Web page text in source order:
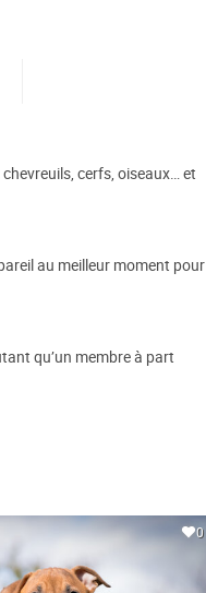
cerfs, oiseaux… et
au meilleur moment pour
qu’un membre à part
0